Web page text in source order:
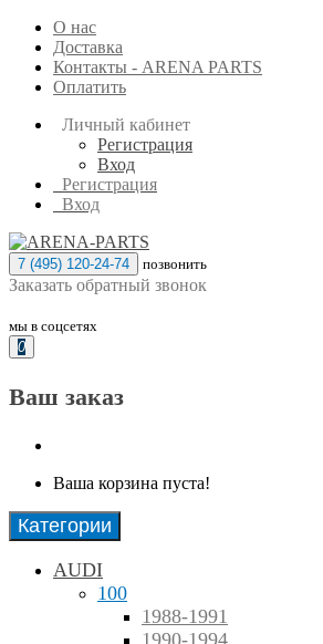
О нас
Доставка
Контакты - ARENA PARTS
Оплатить
Личный кабинет
Регистрация
Вход
Регистрация
Вход
7 (495) 120-24-74 позвонить
Заказать обратный звонок
мы в соцсетях
0
Ваш заказ
Ваша корзина пуста!
Категории
AUDI
100
1988-1991
1990-1994